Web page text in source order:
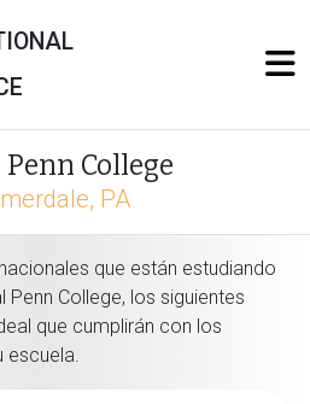
College
PA
que están estudiando
Penn College, los siguientes
que cumplirán con los
escuela.